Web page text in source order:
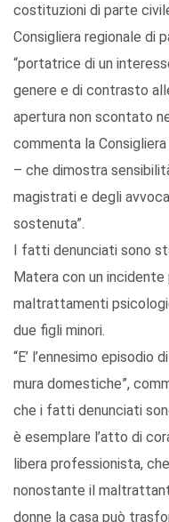
costituzioni di parte
Consigliera regionale di
“portatrice di un
genere e di contrasto
apertura non scontato
commenta la
– che dimostra
magistrati e degli
sostenuta”.
I fatti denunciati sono
Matera con un
maltrattamenti
due figli minori.
“E’ l’ennesimo episodio
mura domestiche”,
che i fatti denunciati
è esemplare l’atto di
libera professionista,
nonostante il
donne la casa può